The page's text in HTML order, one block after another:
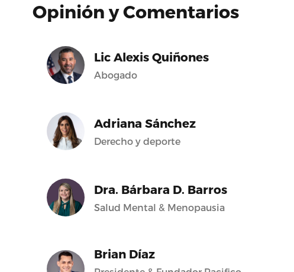
Opinión y Comentarios
Lic Alexis Quiñones
Abogado
Adriana Sánchez
Derecho y deporte
Dra. Bárbara D. Barros
Salud Mental & Menopausia
Brian Díaz